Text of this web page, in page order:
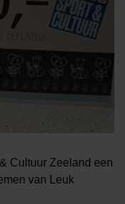
Cultuur Zeeland een
van Leuk